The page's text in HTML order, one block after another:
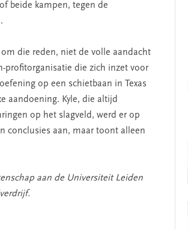
beide kampen, tegen de
die reden, niet de volle aandacht
profitorganisatie die zich inzet voor
op een schietbaan in Texas
aandoening. Kyle, die altijd
op het slagveld, werd er op
conclusies aan, maar toont alleen
aan de Universiteit Leiden